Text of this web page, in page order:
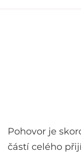
Pohovor je
částí celého